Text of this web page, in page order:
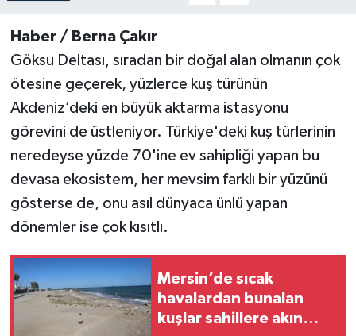
Haber / Berna Çakır
Göksu Deltası, sıradan bir doğal alan olmanın çok
ötesine geçerek, yüzlerce kuş türünün
Akdeniz’deki en büyük aktarma istasyonu
görevini de üstleniyor. Türkiye'deki kuş türlerinin
neredeyse yüzde 70'ine ev sahipliği yapan bu
devasa ekosistem, her mevsim farklı bir yüzünü
gösterse de, onu asıl dünyaca ünlü yapan
dönemler ise çok kısıtlı.
Mersin’de sıcak
havalardan bunalan
kuşlar sahillere akın
Spor
Sürmanşet
Teknoloji
Yaşam